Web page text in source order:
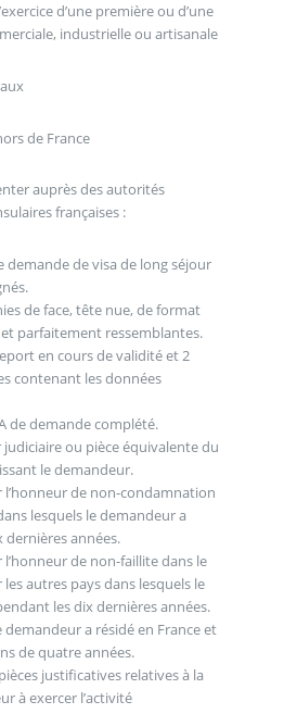
d’une première ou d’une
industrielle ou artisanale
de France
auprès des autorités
françaises :
demande de visa de long séjour
de face, tête nue, de format
et parfaitement ressemblantes.
en cours de validité et 2
contenant les données
de demande complété.
judiciaire ou pièce équivalente du
le demandeur.
l’honneur de non-condamnation
lesquels le demandeur a
dernières années.
de non-faillite dans le
autres pays dans lesquels le
les dix dernières années.
demandeur a résidé en France et
de quatre années.
justificatives relatives à la
à exercer l’activité